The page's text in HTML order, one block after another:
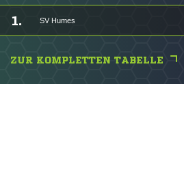
1. SV Humes
ZUR KOMPLETTEN TABELLE